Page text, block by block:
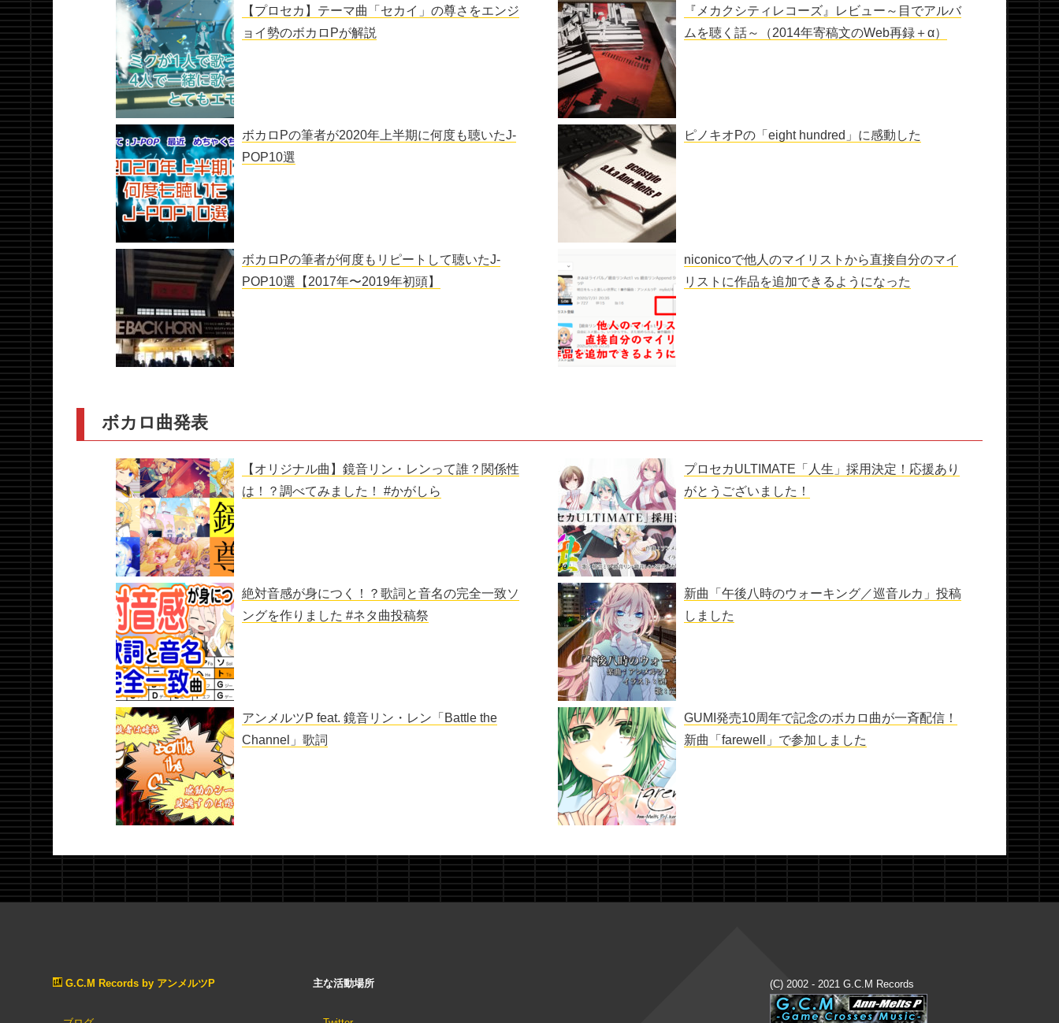
【プロセカ】テーマ曲「セカイ」の尊さをエンジ
ョイ勢のボカロPが解説
『メカクシティレコーズ』レビュー～目でアルバ
ムを聴く話～（2014年寄稿文のWeb再録＋α）
ボカロPの筆者が2020年上半期に何度も聴いたJ-
POP10選
ピノキオPの「eight hundred」に感動した
ボカロPの筆者が何度もリピートして聴いたJ-
POP10選【2017年〜2019年初頭】
niconicoで他人のマイリストから直接自分のマイ
リストに作品を追加できるようになった
ボカロ曲発表
【オリジナル曲】鏡音リン・レンって誰？関係性
は！？調べてみました！ #かがしら
プロセカULTIMATE「人生」採用決定！応援あり
がとうございました！
絶対音感が身につく！？歌詞と音名の完全一致ソ
ングを作りました #ネタ曲投稿祭
新曲「午後八時のウォーキング／巡音ルカ」投稿
しました
アンメルツP feat. 鏡音リン・レン「Battle the
Channel」歌詞
GUMI発売10周年で記念のボカロ曲が一斉配信！
新曲「farewell」で参加しました
G.C.M Records by アンメルツP 主な活動場所 (C) 2002 - 2021 G.C.M Records